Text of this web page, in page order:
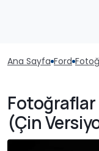
Ana Sayfa Ford
Fotoğraflar
(Çin